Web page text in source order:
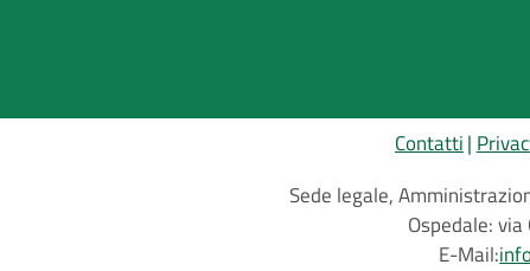
Contatti
Sede legale,
Ospedale:
E-Mail: